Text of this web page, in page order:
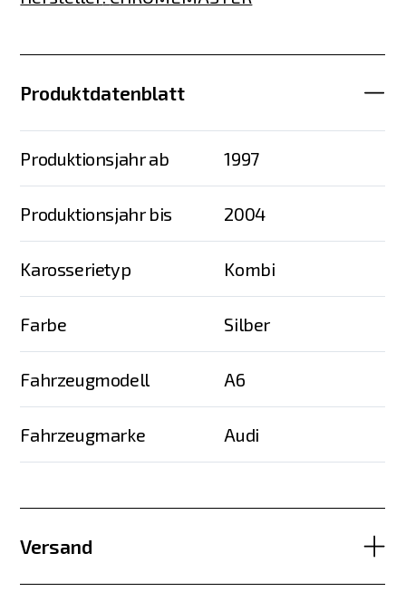
Produktdatenblatt
Produktionsjahr ab 1997
Produktionsjahr bis 2004
Karosserietyp Kombi
Farbe Silber
Fahrzeugmodell A6
Fahrzeugmarke Audi
Versand